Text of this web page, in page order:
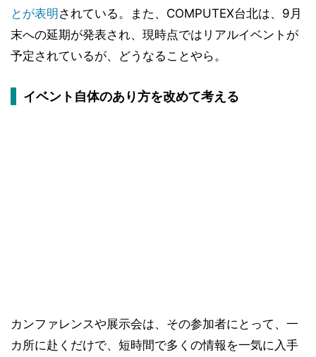
とが表明 されている。また、COMPUTEX台北は、9月
末への延期が発表され、現時点ではリアルイベントが
予定されているが、どうなることやら。
イベント自体のあり方を改めて考える
カンファレンスや展示会は、その参加者にとって、一
カ所に赴くだけで、短時間で多くの情報を一気に入手